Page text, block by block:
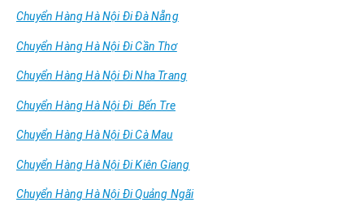
Chuyển Hàng Hà Nội Đi Đà Nẵng
Chuyển Hàng Hà Nội Đi Cần Thơ
Chuyển Hàng Hà Nội Đi Nha Trang
Chuyển Hàng Hà Nội Đi Bến Tre
Chuyển Hàng Hà Nội Đi Cà Mau
Chuyển Hàng Hà Nội Đi Kiên Giang
Chuyển Hàng Hà Nội Đi Quảng Ngãi